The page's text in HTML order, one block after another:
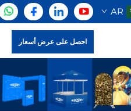
AR
احصل على عرض أسعار